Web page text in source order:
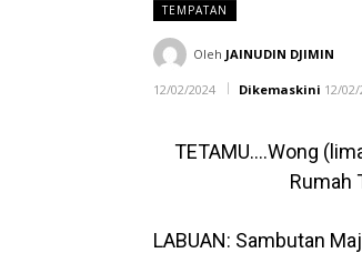
TEMPATAN
Oleh JAINUDIN DJIMIN
12/02/2024 Dikemaskini 12/
TETAMU….Wong
Rumah
LABUAN: Sambutan